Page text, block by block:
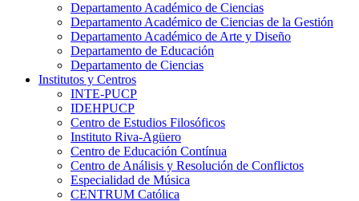
Departamento Académico de Ciencias
Departamento Académico de Ciencias de la Gestión
Departamento Académico de Arte y Diseño
Departamento de Educación
Departamento de Ciencias
Institutos y Centros
INTE-PUCP
IDEHPUCP
Centro de Estudios Filosóficos
Instituto Riva-Agüero
Centro de Educación Contínua
Centro de Análisis y Resolución de Conflictos
Especialidad de Música
CENTRUM Católica